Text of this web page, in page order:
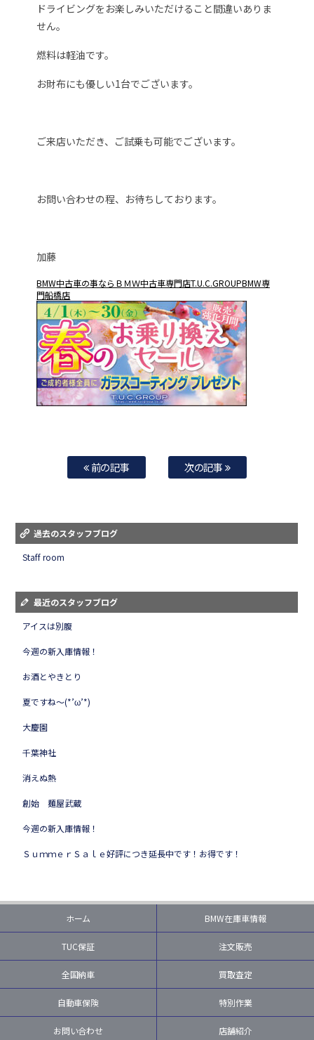
ドライビングをお楽しみいただけること間違いありま
せん。
燃料は軽油です。
お財布にも優しい1台でございます。
ご来店いただき、ご試乗も可能でございます。
お問い合わせの程、お待ちしております。
加藤
BMW中古車の事ならＢＭＷ中古車専門店T.U.C.GROUPBMW専
門船橋店
前の記事 次の記事
過去のスタッフブログ
Staff room
最近のスタッフブログ
アイスは別腹
今週の新入庫情報！
お酒とやきとり
夏ですね～(*’ω’*)
大慶園
千葉神社
消えぬ熱
創始 麺屋武蔵
今週の新入庫情報！
ＳｕｍｍｅｒＳａｌｅ好評につき延長中です！お得です！
ホーム BMW在庫車情報
TUC保証 注文販売
全国納車 買取査定
自動車保険 特別作業
お問い合わせ 店舗紹介